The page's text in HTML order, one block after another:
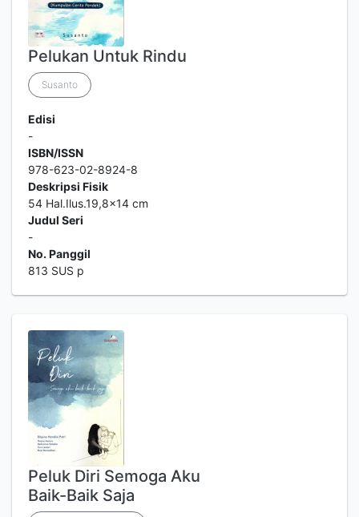
Pelukan Untuk Rindu
Susanto
Edisi
-
ISBN/ISSN
978-623-02-8924-8
Deskripsi Fisik
54 Hal.Ilus.19,8x14 cm
Judul Seri
-
No. Panggil
813 SUS p
Peluk Diri Semoga Aku
Baik-Baik Saja